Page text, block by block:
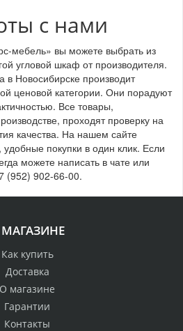
с нами
мебель» вы можете выбрать из
угловой шкаф от производителя.
Новосибирске производит
ценовой категории. Они порадуют
Все товары,
проходят проверку на
качества. На нашем сайте
покупки в один клик. Если
можете написать в чате или
(952) 902-66-00.
Как купить
Доставка
О магазине
Гарантии
Контакты